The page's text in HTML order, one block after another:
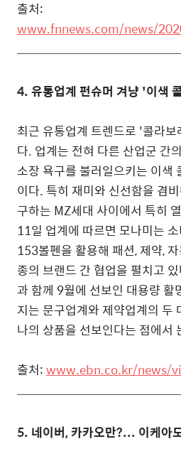
출처:
www.fnnews.com/news/
4.유통업계 펀슈머 겨냥 '이색
최근 유통업계 트렌드로 '콜라
다. 업계는 전혀 다른 산업군 간
소장 욕구를 불러일으키는 이색
이다. 특히 재미와 신선함을 겸
구하는 MZ세대 사이에서 특히
11일 업계에 따르면 모나미는
153볼펜을 활용해 패션, 제약,
종의 브랜드 간 협업을 펼치고
과 함께 9월에 선보인 대용량 활
지는 문구업계와 제약업계의 두
나의 상품을 선보인다는 점에서
출처:www.ebn.co.kr/news/
5. 네이버, 카카오만?... 이케아